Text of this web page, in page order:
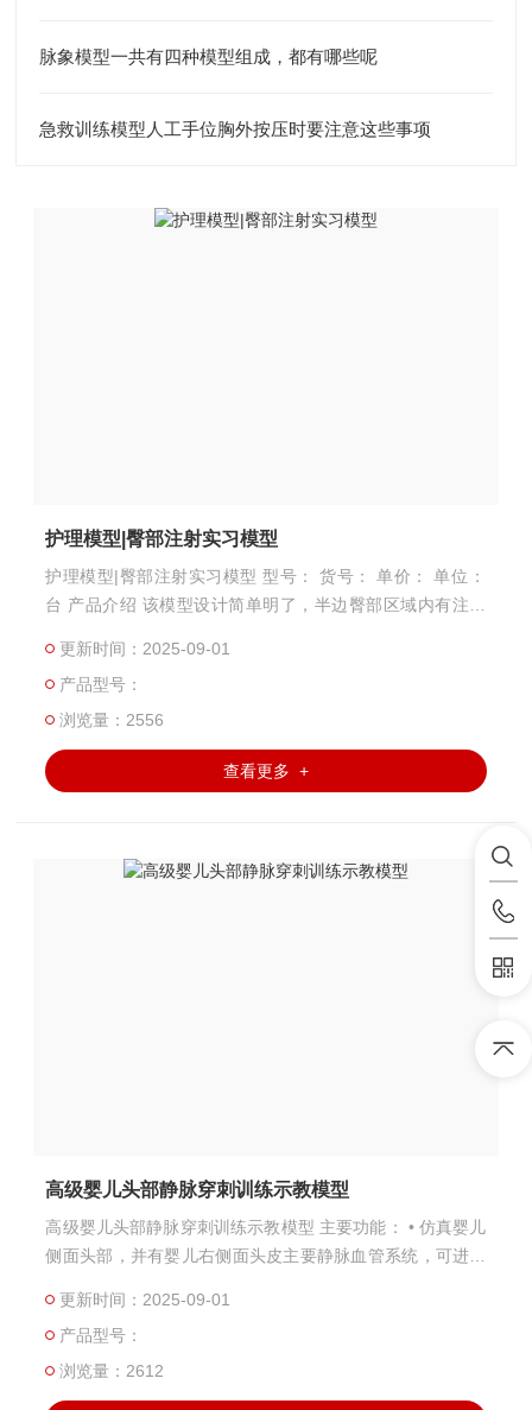
脉象模型一共有四种模型组成，都有哪些呢
急救训练模型人工手位胸外按压时要注意这些事项
护理模型|臀部注射实习模型
护理模型|臀部注射实习模型 型号： 货号： 单价： 单位：
台 产品介绍 该模型设计简单明了，半边臀部区域内有注射
方便取出、捏干液体，是学员实习的理想产品。
更新时间：2025-09-01
产品型号：
浏览量：2556
查看更多 +
高级婴儿头部静脉穿刺训练示教模型
高级婴儿头部静脉穿刺训练示教模型 主要功能： • 仿真婴儿
侧面头部，并有婴儿右侧面头皮主要静脉血管系统，可进行
显的落空感，正确穿刺有明显回血产生。 • 静脉血管和皮肤
的同一穿刺部位可以经受几百次反复穿刺不渗漏。
更新时间：2025-09-01
产品型号：
浏览量：2612